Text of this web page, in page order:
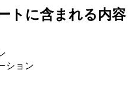
トに含まれる内容
ション